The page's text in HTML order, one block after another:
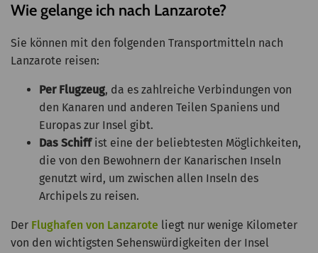
Wie gelange ich nach Lanzarote?
Sie können mit den folgenden Transportmitteln nach
Lanzarote reisen:
Per Flugzeug, da es zahlreiche Verbindungen von
den Kanaren und anderen Teilen Spaniens und
Europas zur Insel gibt.
Das Schiffist eine der beliebtesten Möglichkeiten,
die von den Bewohnern der Kanarischen Inseln
genutzt wird, um zwischen allen Inseln des
Archipels zu reisen.
Der Flughafen von Lanzarote liegt nur wenige Kilometer
von den wichtigsten Sehenswürdigkeiten der Insel